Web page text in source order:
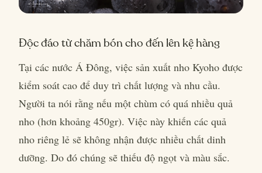
Độc đáo từ chăm bón cho đến lên kệ hàng
Tại các nước Á Đông, việc sản xuất nho Kyoho được
kiểm soát cao để duy trì chất lượng và nhu cầu.
Người ta nói rằng nếu một chùm có quá nhiều quả
nho (hơn khoảng 450gr). Việc này khiến các quả
nho riêng lẻ sẽ không nhận được nhiều chất dinh
dưỡng. Do đó chúng sẽ thiếu độ ngọt và màu sắc.